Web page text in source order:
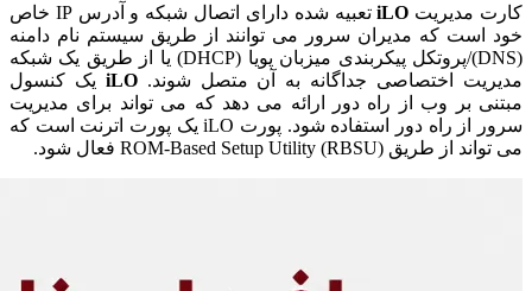
کارت مدیریت iLO
تعبیه شده دارای اتصال شبکه و آدرس IP خاص
خود است که مدیران سرور می توانند از طریق سیستم نام دامنه
(DNS)/پروتکل پیکربندی میزبان پویا (DHCP) یا از طریق یک شبکه
مدیریت اختصاصی جداگانه به آن متصل شوند.iLO یک کنسول
مبتنی بر وب از راه دور ارائه می دهد که می تواند برای مدیریت
سرور از راه دور استفاده شود. پورت iLO یک پورت اترنت است که
می تواند از طریق ROM-Based Setup Utility (RBSU) فعال شود.